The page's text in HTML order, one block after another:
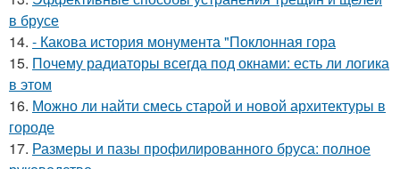
в брусе
14. - Какова история монумента "Поклонная гора
15. Почему радиаторы всегда под окнами: есть ли логика
в этом
16. Можно ли найти смесь старой и новой архитектуры в
городе
17. Размеры и пазы профилированного бруса: полное